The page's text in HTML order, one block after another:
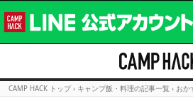
CAMP HACK トップ › キャンプ飯・料理の記事一覧 › おか